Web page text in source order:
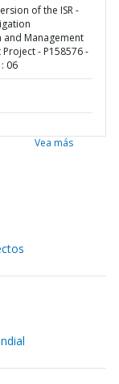
of the ISR -
and Management
- P158576 -
06
Vea más